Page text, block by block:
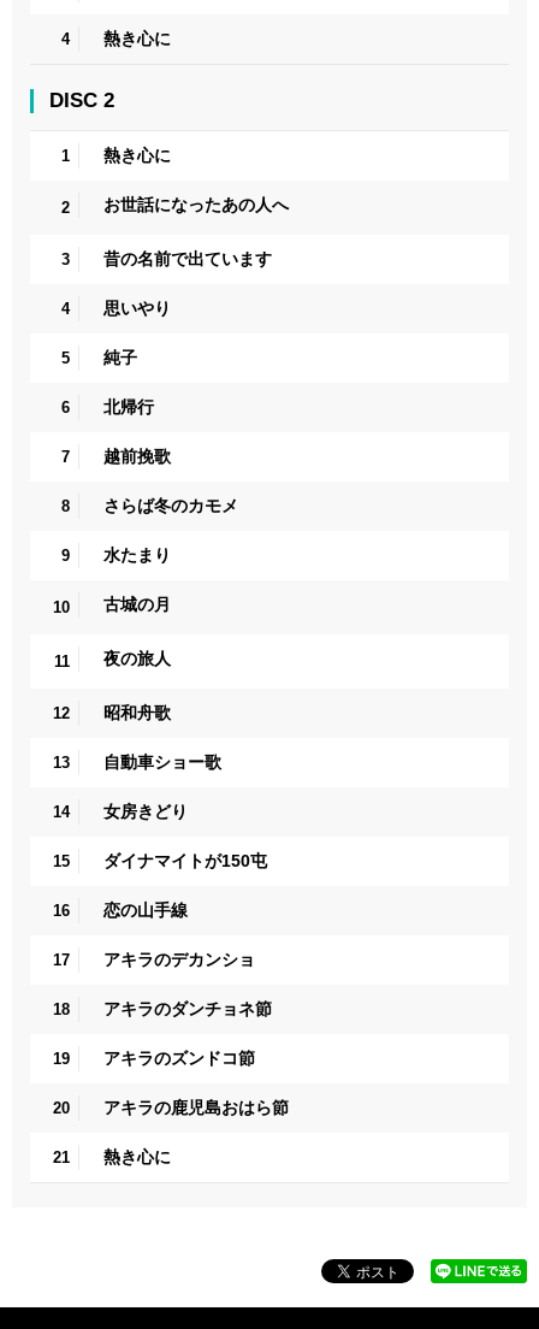
4 熱き心に
DISC 2
1 熱き心に
2 お世話になったあの人へ
3 昔の名前で出ています
4 思いやり
5 純子
6 北帰行
7 越前挽歌
8 さらば冬のカモメ
9 水たまり
10 古城の月
11 夜の旅人
12 昭和舟歌
13 自動車ショー歌
14 女房きどり
15 ダイナマイトが150屯
16 恋の山手線
17 アキラのデカンショ
18 アキラのダンチョネ節
19 アキラのズンドコ節
20 アキラの鹿児島おはら節
21 熱き心に